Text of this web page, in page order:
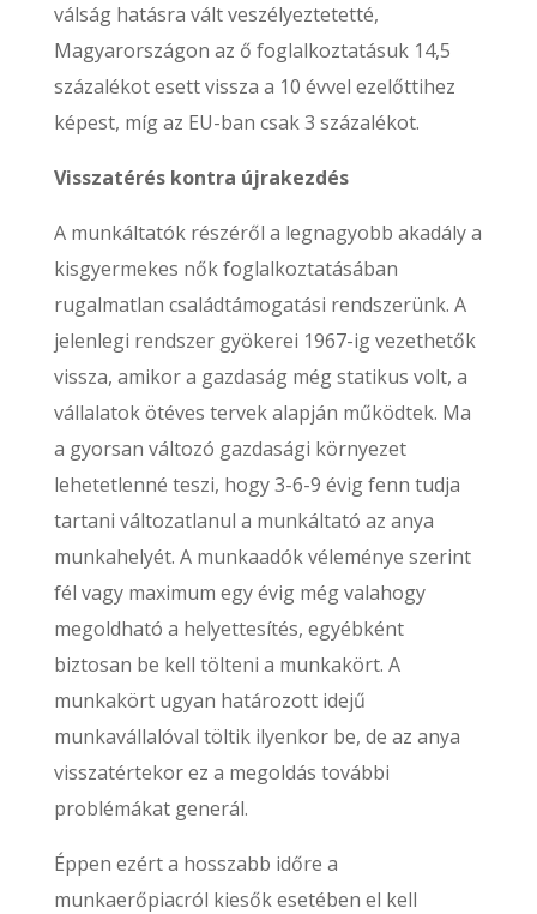
válság hatásra vált veszélyeztetetté,
Magyarországon az ő foglalkoztatásuk 14,5
százalékot esett vissza a 10 évvel ezelőttihez
képest, míg az EU-ban csak 3 százalékot.
Visszatérés kontra újrakezdés
A munkáltatók részéről a legnagyobb akadály a
kisgyermekes nők foglalkoztatásában
rugalmatlan családtámogatási rendszerünk. A
jelenlegi rendszer gyökerei 1967-ig vezethetők
vissza, amikor a gazdaság még statikus volt, a
vállalatok ötéves tervek alapján működtek. Ma
a gyorsan változó gazdasági környezet
lehetetlenné teszi, hogy 3-6-9 évig fenn tudja
tartani változatlanul a munkáltató az anya
munkahelyét. A munkaadók véleménye szerint
fél vagy maximum egy évig még valahogy
megoldható a helyettesítés, egyébként
biztosan be kell tölteni a munkakört. A
munkakört ugyan határozott idejű
munkavállalóval töltik ilyenkor be, de az anya
visszatértekor ez a megoldás további
problémákat generál.
Éppen ezért a hosszabb időre a
munkaerőpiacról kiesők esetében el kell